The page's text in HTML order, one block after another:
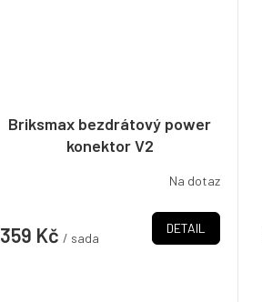
Briksmax bezdrátový power
konektor V2
Na dotaz
359 Kč / sada
DETAIL